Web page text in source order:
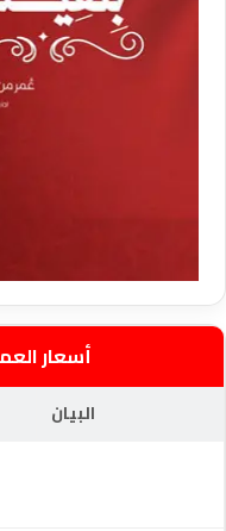
أسعار
البيان